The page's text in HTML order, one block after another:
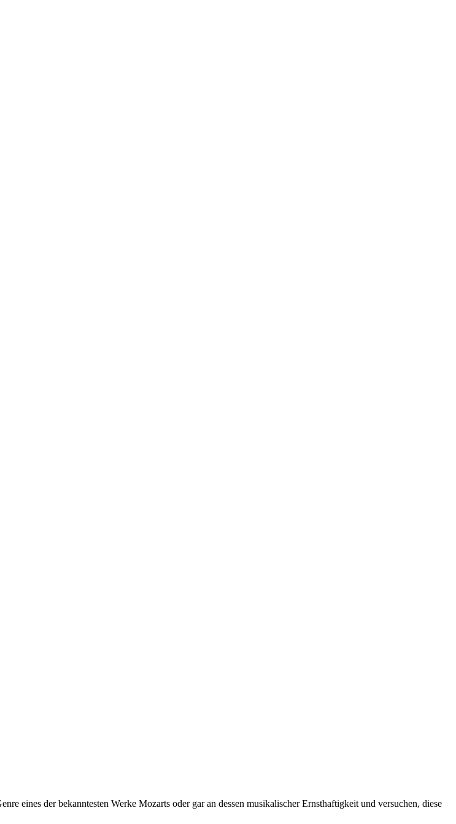
eines der bekanntesten Werke Mozarts oder gar an dessen musikalischer Ernsthaftigkeit und versuchen, diese